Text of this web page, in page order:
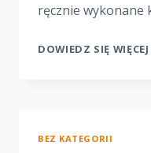
ręcznie
DOWIEDZ SIĘ WIĘCEJ
BEZ KATEGORII